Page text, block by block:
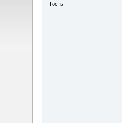
Гость